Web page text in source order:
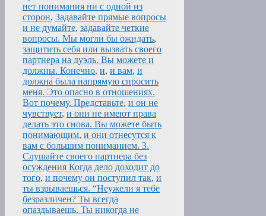
нет понимания ни с одной из
сторон, Задавайте прямые вопросы
и не думайте, задавайте четкие
вопросы. Мы могли бы ожидать,
защитить себя или вызвать своего
партнера на дуэль. Вы можете и
должны. Конечно, и, и вам, и
должна была напрямую спросить
меня. Это опасно в отношениях.
Вот почему. Представьте, и он не
чувствует, и они не имеют права
делать это снова. Вы можете быть
понимающим, и они отнесутся к
вам с большим пониманием. 3.
Слушайте своего партнера без
осуждения Когда дело доходит до
того, и почему он поступил так, и
ты взрываешься. “Неужели я тебе
безразличен? Ты всегда
опаздываешь. Ты никогда не